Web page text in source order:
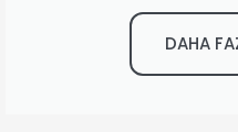
DAHA